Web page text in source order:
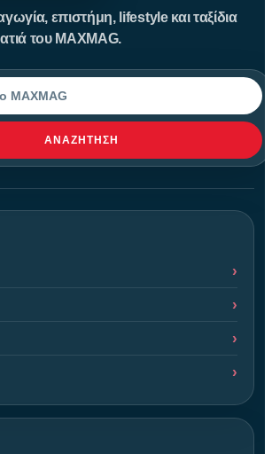
επιστήμη, lifestyle και ταξίδια
του MAXMAG.
ΑΝΑΖΉΤΗΣΗ